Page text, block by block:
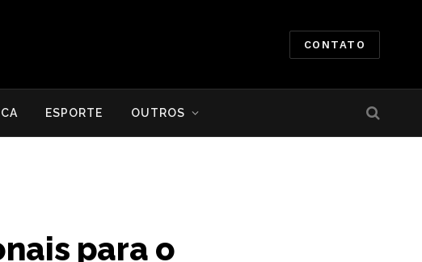
CONTATO
ESPORTE OUTROS
para o